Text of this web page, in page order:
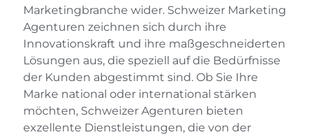
Marketingbranche wider. Schweizer Marketing
Agenturen zeichnen sich durch ihre
Innovationskraft und ihre maßgeschneiderten
Lösungen aus, die speziell auf die Bedürfnisse
der Kunden abgestimmt sind. Ob Sie Ihre
Marke national oder international stärken
möchten, Schweizer Agenturen bieten
exzellente Dienstleistungen, die von der